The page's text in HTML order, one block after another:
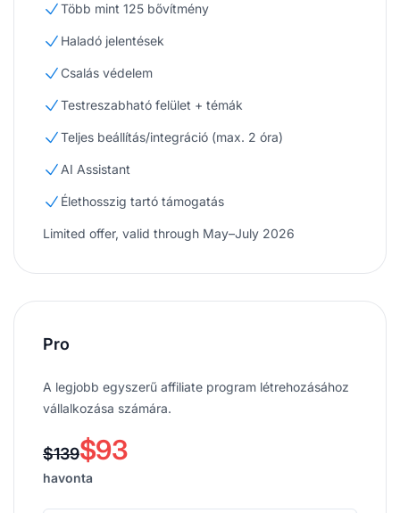
Több mint 125 bővítmény
Haladó jelentések
Csalás védelem
Testreszabható felület + témák
Teljes beállítás/integráció (max. 2 óra)
AI Assistant
Élethosszig tartó támogatás
Limited offer, valid through May–July 2026
Pro
A legjobb egyszerű affiliate program létrehozásához
vállalkozása számára.
$139$93
havonta